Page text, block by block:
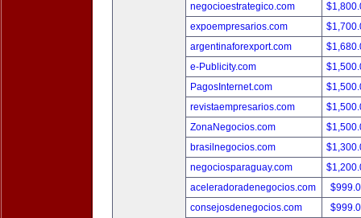
negocioestrategico.com
expoempresarios.com
argentinaforexport.com
e-Publicity.com
PagosInternet.com
revistaempresarios.com
ZonaNegocios.com
brasilnegocios.com
negociosparaguay.com
aceleradoradenegocios.com
consejosdenegocios.com